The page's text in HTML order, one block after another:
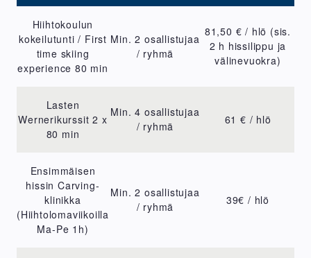
Hiihtokoulun
kokeilutunti / First
time skiing
experience 80 min
Min. 2 osallistujaa
/ ryhmä
81,50 € / hlö (sis.
2 h hissilippu ja
välinevuokra)
Lasten
Wernerikurssit 2 x
80 min
Min. 4 osallistujaa
/ ryhmä
61 € / hlö
Ensimmäisen
hissin Carving-
klinikka
(Hiihtolomaviikoilla
Ma-Pe 1h)
Min. 2 osallistujaa
/ ryhmä
39€ / hlö